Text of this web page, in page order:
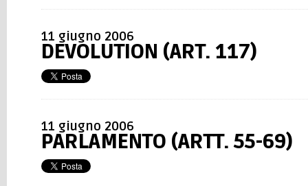
11 giugno 2006
DEVOLUTION (ART. 117)
11 giugno 2006
PARLAMENTO (ARTT. 55-69)